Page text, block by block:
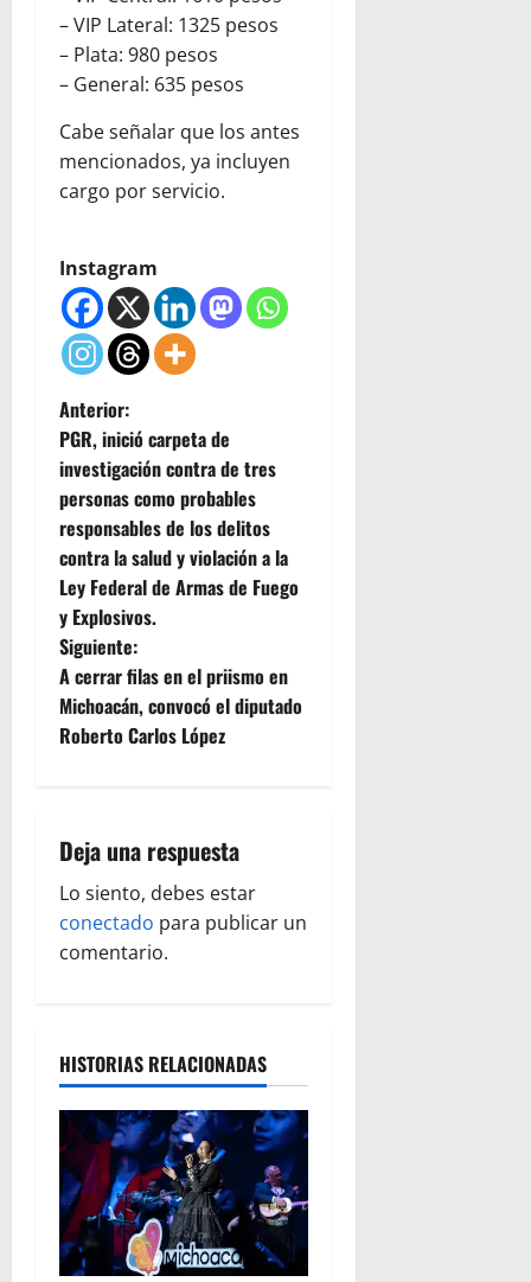
– VIP Lateral: 1325 pesos
– Plata: 980 pesos
– General: 635 pesos
Cabe señalar que los antes
mencionados, ya incluyen
cargo por servicio.
Instagram
N
a
v
e
g
a
c
n
d
e
n
t
r
a
d
Anterior:
PGR, inició carpeta de
investigación contra de tres
personas como probables
responsables de los delitos
contra la salud y violación a la
Ley Federal de Armas de Fuego
y Explosivos.
Siguiente:
A cerrar filas en el priismo en
Michoacán, convocó el diputado
Roberto Carlos López
Deja una respuesta
Lo siento, debes estar
conectado para publicar un
comentario.
HISTORIAS RELACIONADAS